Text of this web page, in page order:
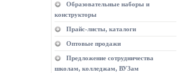
Образовательные наборы и
конструкторы
Прайс-листы, каталоги
Оптовые продажи
Предложение сотрудничества
школам, колледжам, ВУЗам